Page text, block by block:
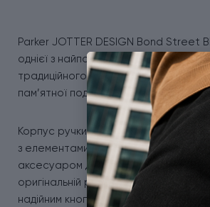
Parker JOTTER DESIGN Bond Street
однієї з найпопулярніших моделей
традиційного символу удачі й
пам’ятної події.
Корпус ручки виготовлений з
з елементами із полірованої сталі.
аксесуаром для роботи, навчання й
оригінальній ручці Parker і не
надійним кнопковим механізмом із